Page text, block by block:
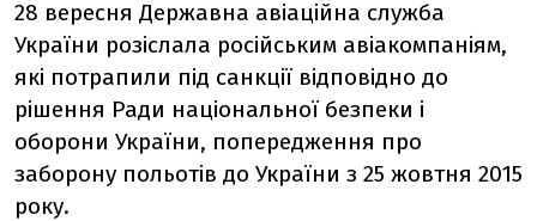
28 вересня Державна авіаційна служба
України розіслала російським авіакомпаніям,
які потрапили під санкції відповідно до
рішення Ради національної безпеки і
оборони України, попередження про
заборону польотів до України з 25 жовтня 2015
року.